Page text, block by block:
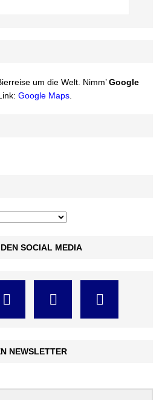
um die Welt. Nimm’Google
Google Maps
SOCIAL MEDIA
NEWSLETTER